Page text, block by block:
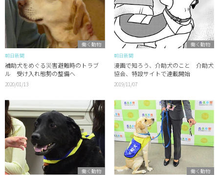
働く動物
朝日新聞
補助犬をめぐる災害避難時のトラブ
ル 受け入れ態勢の整備へ
2020/01/13
働く動物
朝日新聞
漫画で知ろう、介助犬のこと 介助犬
協会、特設サイトで連載開始
2019/11/07
働く動物
働く動物